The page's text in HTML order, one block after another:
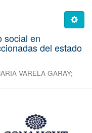
social en
del estado
VARELA GARAY;